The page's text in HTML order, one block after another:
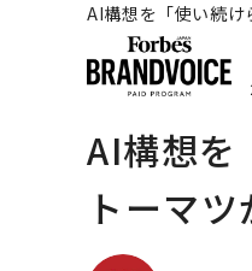
AI構想を「使い続け
AI構想を
トーマ